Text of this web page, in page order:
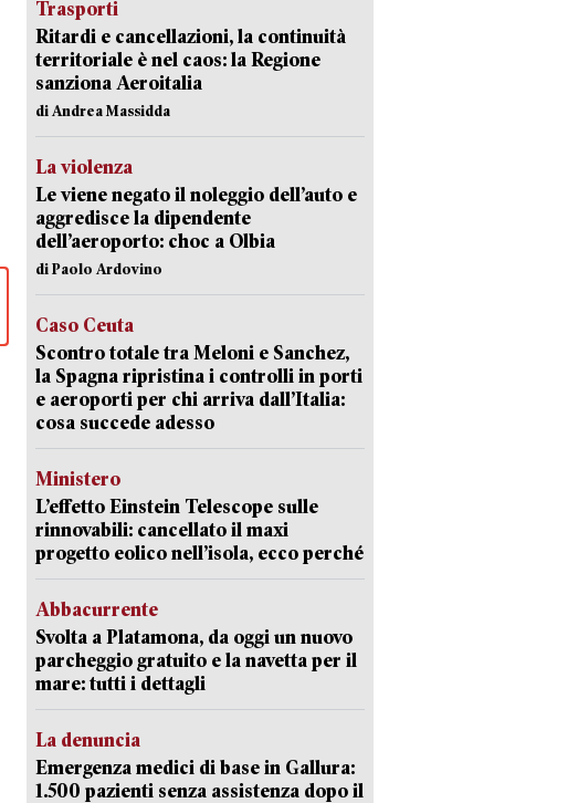
Trasporti
Ritardi e cancellazioni, la continuità
territoriale è nel caos: la Regione
sanziona Aeroitalia
di Andrea Massidda
La violenza
Le viene negato il noleggio dell’auto e
aggredisce la dipendente
dell’aeroporto: choc a Olbia
di Paolo Ardovino
Caso Ceuta
Scontro totale tra Meloni e Sanchez,
la Spagna ripristina i controlli in porti
e aeroporti per chi arriva dall’Italia:
cosa succede adesso
Ministero
L’effetto Einstein Telescope sulle
rinnovabili: cancellato il maxi
progetto eolico nell’isola, ecco perché
Abbacurrente
Svolta a Platamona, da oggi un nuovo
parcheggio gratuito e la navetta per il
mare: tutti i dettagli
La denuncia
Emergenza medici di base in Gallura:
1.500 pazienti senza assistenza dopo il